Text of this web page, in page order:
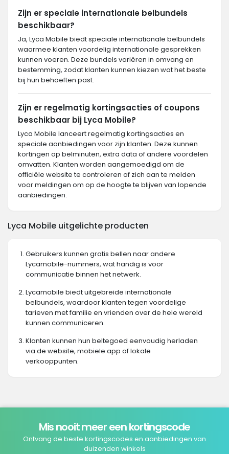
Zijn er speciale internationale belbundels
beschikbaar?
Ja, Lyca Mobile biedt speciale internationale belbundels
waarmee klanten voordelig internationale gesprekken
kunnen voeren. Deze bundels variëren in omvang en
bestemming, zodat klanten kunnen kiezen wat het beste
bij hun behoeften past.
Zijn er regelmatig kortingsacties of coupons
beschikbaar bij Lyca Mobile?
Lyca Mobile lanceert regelmatig kortingsacties en
speciale aanbiedingen voor zijn klanten. Deze kunnen
kortingen op belminuten, extra data of andere voordelen
omvatten. Klanten worden aangemoedigd om de
officiële website te controleren of zich aan te melden
voor meldingen om op de hoogte te blijven van lopende
aanbiedingen.
Lyca Mobile uitgelichte producten
Gebruikers kunnen gratis bellen naar andere
Lycamobile-nummers, wat handig is voor
communicatie binnen het netwerk.
Lycamobile biedt uitgebreide internationale
belbundels, waardoor klanten tegen voordelige
tarieven met familie en vrienden over de hele wereld
kunnen communiceren.
Klanten kunnen hun beltegoed eenvoudig herladen
via de website, mobiele app of lokale
verkooppunten.
Mis nooit meer een kortingscode
Ontvang de beste kortingscodes en aanbiedingen van
duizenden winkels